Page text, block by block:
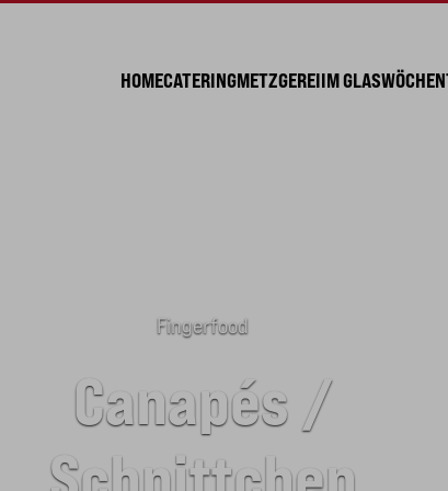
HOMECATERINGMETZGEREIIM GLAS
Fingerfood
Canapés /